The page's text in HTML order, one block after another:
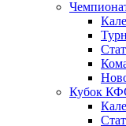
Кубок